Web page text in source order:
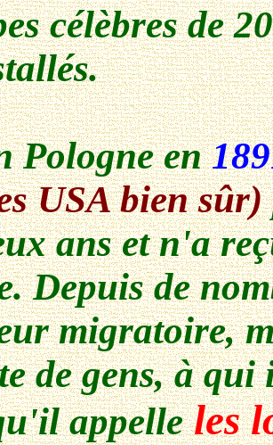
célèbres de
en
USA bien sûr)
ans et n'a
Depuis de
migratoire,
de gens, à
appelleles